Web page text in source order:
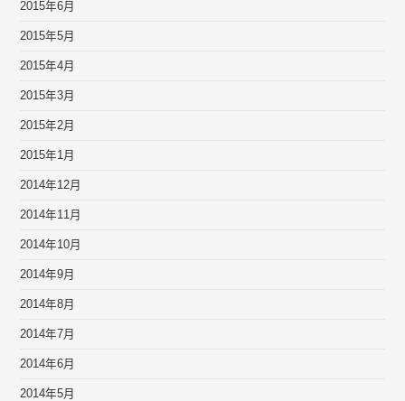
2015年6月
2015年5月
2015年4月
2015年3月
2015年2月
2015年1月
2014年12月
2014年11月
2014年10月
2014年9月
2014年8月
2014年7月
2014年6月
2014年5月